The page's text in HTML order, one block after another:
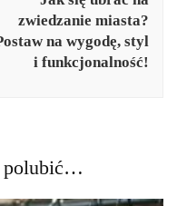
zwiedzanie miasta?
na wygodę, styl
i funkcjonalność!
polubić…